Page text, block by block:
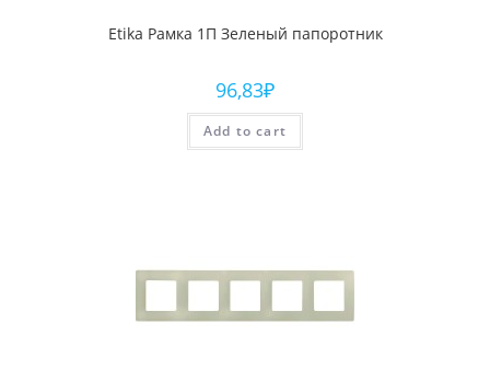
Etika Рамка 1П Зеленый папоротник
96,83₽
Add to cart